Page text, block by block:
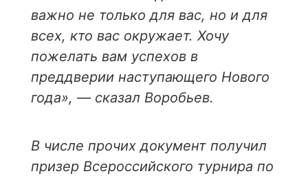
важно не только для вас, но и для
всех, кто вас окружает. Хочу
пожелать вам успехов в
преддверии наступающего Нового
года», — сказал Воробьев.
В числе прочих документ получил
призер Всероссийского турнира по